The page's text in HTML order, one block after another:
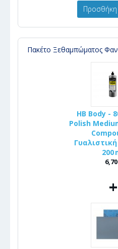
Προσθήκη
Πακέτο Ξεθαμπώματος
HB Body -
Polish
200
+